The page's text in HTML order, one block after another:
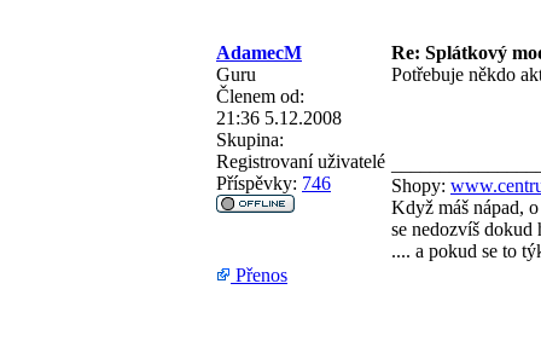
AdamecM
Re: Splátkový
Guru
Členem od:
21:36 5.12.2008
Skupina:
Registrovaní uživatelé
Příspěvky: 746
Potřebuje někdo
Shopy:
Když máš nápad,
se nedozvíš dokud
.... a pokud se to
Přenos